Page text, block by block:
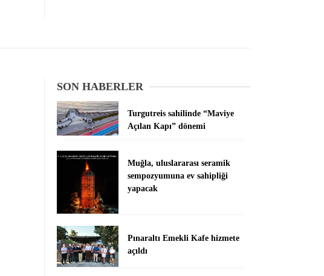
SON HABERLER
Turgutreis sahilinde “Maviye
Açılan Kapı” dönemi
Muğla, uluslararası seramik
sempozyumuna ev sahipliği
yapacak
Pınaraltı Emekli Kafe hizmete
açıldı